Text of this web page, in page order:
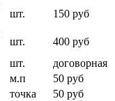
шт.
150 руб
шт.
400 руб
шт.
договорная
м.п
50 руб
точка
50 руб